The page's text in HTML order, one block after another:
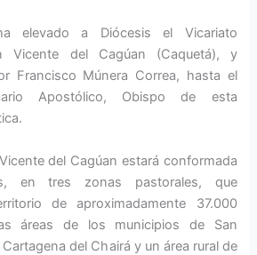
elevado a Diócesis el Vicariato
Vicente del Cagúan (Caquetá), y
Francisco Múnera Correa, hasta el
Apostólico, Obispo de esta
del Cagúan estará conformada
en tres zonas pastorales, que
de aproximadamente 37.000
áreas de los municipios de San
del Chairá y un área rural de